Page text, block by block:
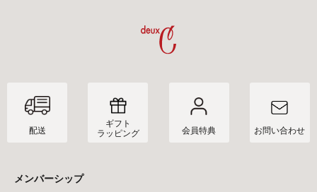
配送
ギフト
ラッピング
会員特典 お問い合わせ
メンバーシップ